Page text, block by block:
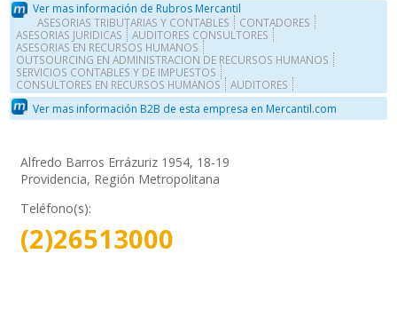
Ver mas información de Rubros Mercantil
ASESORIAS TRIBUTARIAS Y CONTABLES
CONTADORES
ASESORIAS JURIDICAS
AUDITORES CONSULTORES
ASESORIAS EN RECURSOS HUMANOS
OUTSOURCING EN ADMINISTRACION DE RECURSOS HUMANOS
SERVICIOS CONTABLES Y DE IMPUESTOS
CONSULTORES EN RECURSOS HUMANOS
AUDITORES
Ver mas información B2B de esta empresa en Mercantil.com
Alfredo Barros Errázuriz 1954, 18-19
Providencia, Región Metropolitana
Teléfono(s):
(2)26513000